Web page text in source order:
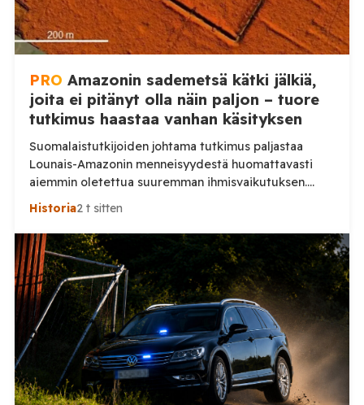
PRO Amazonin sademetsä kätki jälkiä,
joita ei pitänyt olla näin paljon – tuore
tutkimus haastaa vanhan käsityksen
Suomalaistutkijoiden johtama tutkimus paljastaa
Lounais-Amazonin menneisyydestä huomattavasti
aiemmin oletettua suuremman ihmisvaikutuksen.
Sademetsän läpi näkevä laserkeilaus toi päivänvaloon
vasta nyt alkanut hahmottua. Amazonin sademetsä on
pitkään nähty ympäristönä, jossa ennen
eurooppalaisten saapumista eli suhteellisen harva
ihmisväestö hajallaan pienissä yhteisöissä. Uusi
Nature-tiedelehdessä julkaistu tutkimus antaa tästä
huomattavasti toisenlaisen kuvan. Helsingin ja […]
Historia2 t sitten